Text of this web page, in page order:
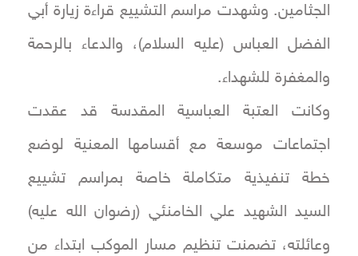
الجثامين. وشهدت مراسم التشييع قراءة زيارة أبي
الفضل العباس (عليه السلام)، والدعاء بالرحمة
والمغفرة للشهداء.
وكانت العتبة العباسية المقدسة قد عقدت
اجتماعات موسعة مع أقسامها المعنية لوضع
خطة تنفيذية متكاملة خاصة بمراسم تشييع
السيد الشهيد علي الخامنئي (رضوان الله عليه)
وعائلته، تضمنت تنظيم مسار الموكب ابتداء من